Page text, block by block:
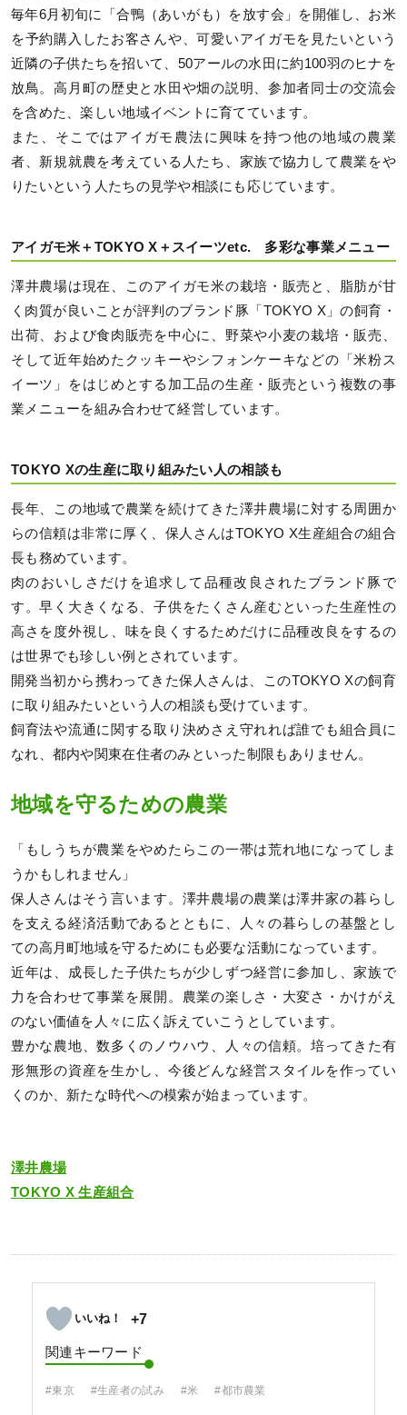
毎年6月初旬に「合鴨（あいがも）を放す会」を開催し、お米
を予約購入したお客さんや、可愛いアイガモを見たいという
近隣の子供たちを招いて、50アールの水田に約100羽のヒナを
放鳥。高月町の歴史と水田や畑の説明、参加者同士の交流会
を含めた、楽しい地域イベントに育てています。
また、そこではアイガモ農法に興味を持つ他の地域の農業
者、新規就農を考えている人たち、家族で協力して農業をや
りたいという人たちの見学や相談にも応じています。
アイガモ米＋TOKYO X＋スイーツetc. 多彩な事業メニュー
澤井農場は現在、このアイガモ米の栽培・販売と、脂肪が甘
く肉質が良いことが評判のブランド豚「TOKYO X」の飼育・
出荷、および食肉販売を中心に、野菜や小麦の栽培・販売、
そして近年始めたクッキーやシフォンケーキなどの「米粉ス
イーツ」をはじめとする加工品の生産・販売という複数の事
業メニューを組み合わせて経営しています。
TOKYO Xの生産に取り組みたい人の相談も
長年、この地域で農業を続けてきた澤井農場に対する周囲か
らの信頼は非常に厚く、保人さんはTOKYO X生産組合の組合
長も務めています。
肉のおいしさだけを追求して品種改良されたブランド豚で
す。早く大きくなる、子供をたくさん産むといった生産性の
高さを度外視し、味を良くするためだけに品種改良をするの
は世界でも珍しい例とされています。
開発当初から携わってきた保人さんは、このTOKYO Xの飼育
に取り組みたいという人の相談も受けています。
飼育法や流通に関する取り決めさえ守れれば誰でも組合員に
なれ、都内や関東在住者のみといった制限もありません。
地域を守るための農業
「もしうちが農業をやめたらこの一帯は荒れ地になってしま
うかもしれません」
保人さんはそう言います。澤井農場の農業は澤井家の暮らし
を支える経済活動であるとともに、人々の暮らしの基盤とし
ての高月町地域を守るためにも必要な活動になっています。
近年は、成長した子供たちが少しずつ経営に参加し、家族で
力を合わせて事業を展開。農業の楽しさ・大変さ・かけがえ
のない価値を人々に広く訴えていこうとしています。
豊かな農地、数多くのノウハウ、人々の信頼。培ってきた有
形無形の資産を生かし、今後どんな経営スタイルを作ってい
くのか、新たな時代への模索が始まっています。
澤井農場
TOKYO X 生産組合
+7
関連キーワード
#東京 #生産者の試み #米 #都市農業